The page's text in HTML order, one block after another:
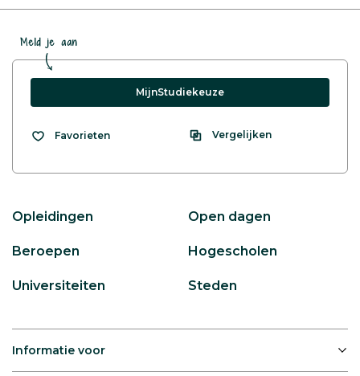
Meld je aan
MijnStudiekeuze
Favorieten Vergelijken
Opleidingen Open dagen
Beroepen Hogescholen
Universiteiten Steden
Informatie voor